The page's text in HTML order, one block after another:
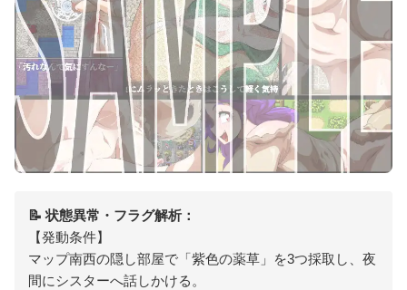
📝 状態異常・フラグ解析：
【発動条件】
マップ南西の隠し部屋で「紫色の薬草」を3つ採取し、夜
間にシスターへ話しかける。